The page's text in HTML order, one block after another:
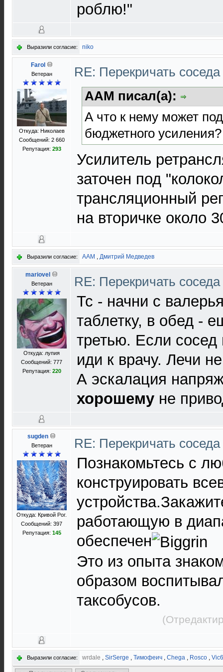
роблю!"
Выразили согласие: niko
Farol
Ветеран
Откуда: Николаев
Сообщений: 2 660
Репутация: 293
RE: Перекричать
AAM писал(а):
А что к нему может
бюджетного усиления?
Усилитель
заточен под
трансляционный
на вторичке около
Выразили согласие: AAM , Дмитрий Медведев
mariovel
Ветеран
Откуда: лупия
Сообщений: 777
Репутация: 220
RE: Перекричать
Тс - начни с
таблетку, в обед -
третью. Если
иди к врачу. Лечи
А эскалация
хорошему не
sugden
Ветеран
Откуда: Кривой Рог.
Сообщений: 397
Репутация: 145
RE: Перекричать
Познакомьтесь с
конструировать
работающую в
обеспечен
Это из опыта
образом
таксобусов.
Выразили согласие: wrdale , SirSerge , Тимофеич , Chega , Rosco ,